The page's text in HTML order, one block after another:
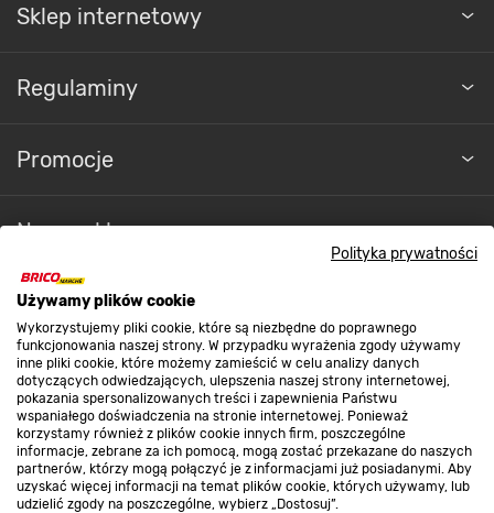
Polityka prywatności
Używamy plików cookie
Wykorzystujemy pliki cookie, które są niezbędne do poprawnego
funkcjonowania naszej strony. W przypadku wyrażenia zgody używamy
inne pliki cookie, które możemy zamieścić w celu analizy danych
dotyczących odwiedzających, ulepszenia naszej strony internetowej,
pokazania spersonalizowanych treści i zapewnienia Państwu
wspaniałego doświadczenia na stronie internetowej. Ponieważ
korzystamy również z plików cookie innych firm, poszczególne
informacje, zebrane za ich pomocą, mogą zostać przekazane do naszych
partnerów, którzy mogą połączyć je z informacjami już posiadanymi. Aby
uzyskać więcej informacji na temat plików cookie, których używamy, lub
udzielić zgody na poszczególne, wybierz „Dostosuj”.
Sklep internetowy
Regulaminy
Promocje
Nasze sklepy
O nas
Kontakt do sklepu
Strefa biznesu